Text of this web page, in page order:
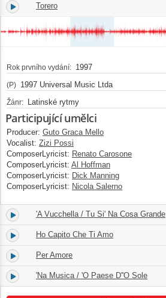
8. Torero
Rok prvního vydání: 1997
(P) 1997 Universal Music Ltda
Žánr: Latinské rytmy
Participující umělci
Producer: Guto Graca Mello
Vocalist: Zizi Possi
ComposerLyricist: Renato Carosone
ComposerLyricist: Al Hoffman
ComposerLyricist: Dick Manning
ComposerLyricist: Nicola Salerno
9. 'A Vucchella / Tu Si' Na Cosa Grande
10. Ho Capito Che Ti Amo
11. Per Amore
12. 'Na Musica / 'O Paese D''O Sole